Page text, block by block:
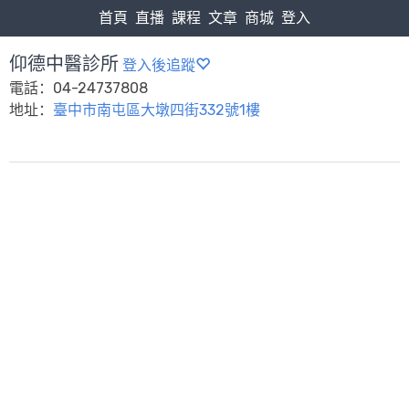
首頁 直播 課程 文章 商城 登入
仰德中醫診所 登入後追蹤
電話：04-24737808
地址： 臺中市南屯區大墩四街332號1樓